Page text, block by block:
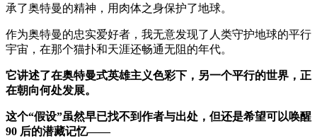
承了奥特曼的精神，用肉体之身保护了地球。
作为奥特曼的忠实爱好者，我无意发现了人类守护地球的平行
宇宙，在那个猫扑和天涯还畅通无阻的年代。
它讲述了在奥特曼式英雄主义色彩下，另一个平行的世界，正
在朝向何处发展。
这个“假设”虽然早已找不到作者与出处，但还是希望可以唤醒
90 后的潜藏记忆——